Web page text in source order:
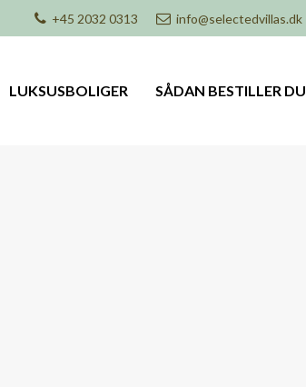
+45 2032 0313 info@selectedvillas.dk
LUKSUSBOLIGER SÅDAN BESTILLER DU